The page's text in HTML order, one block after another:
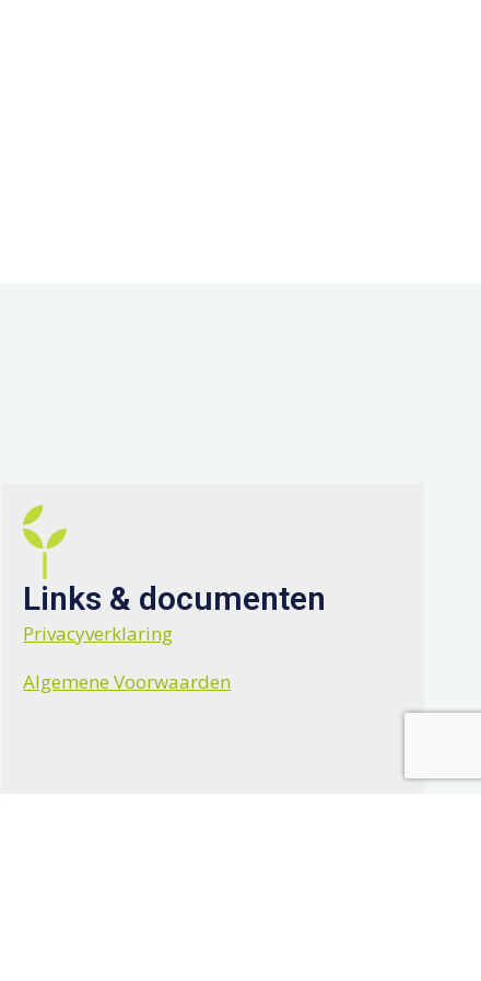
Links & documenten
Privacyverklaring
Algemene Voorwaarden